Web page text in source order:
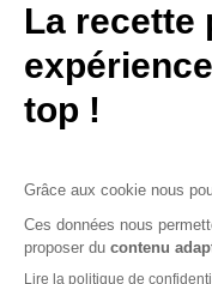
A propos de
Fabricant de PLV en
dans les Yvelines en Ile-de-
Bikom peut fabriquer et
de produits et services, de
16 ans, Bikom